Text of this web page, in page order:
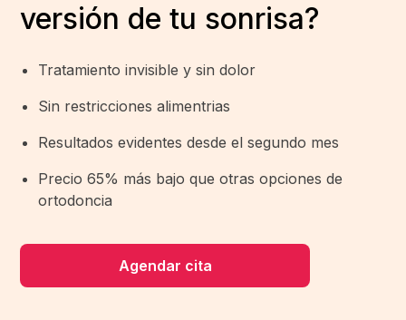
versión de tu sonrisa?
Tratamiento invisible y sin dolor
Sin restricciones alimentrias
Resultados evidentes desde el segundo mes
Precio 65% más bajo que otras opciones de
ortodoncia
Agendar cita